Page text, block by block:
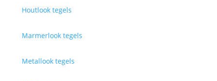
Houtlook tegels
Marmerlook tegels
Metallook tegels